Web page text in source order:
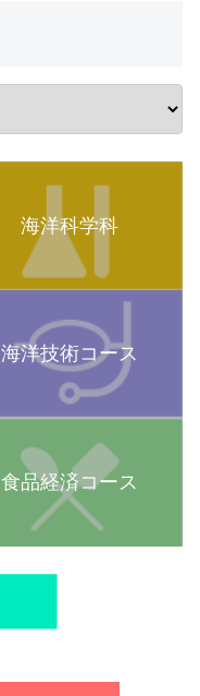
海洋科学科
海洋技術コース
食品経済コース